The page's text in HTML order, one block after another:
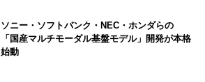
ソニー・ソフトバンク・NEC・ホンダらの
「国産マルチモーダル基盤モデル」開発が本格
始動